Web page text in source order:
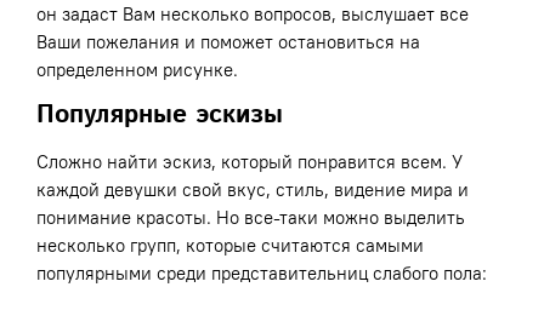
он задаст Вам несколько вопросов, выслушает все
Ваши пожелания и поможет остановиться на
определенном рисунке.
Популярные эскизы
Сложно найти эскиз, который понравится всем. У
каждой девушки свой вкус, стиль, видение мира и
понимание красоты. Но все-таки можно выделить
несколько групп, которые считаются самыми
популярными среди представительниц слабого пола: